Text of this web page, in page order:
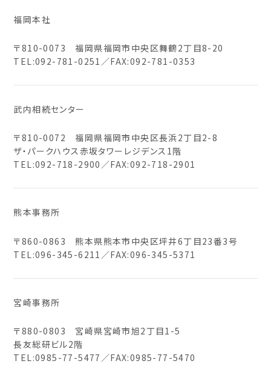
福岡本社
〒810-0073 福岡県福岡市中央区舞鶴2丁目8-20
TEL:092-781-0251 ／FAX:092-781-0353
武内相続センター
〒810-0072 福岡県福岡市中央区長浜2丁目2-8
ザ・パークハウス赤坂タワーレジデンス1階
TEL:092-718-2900 ／FAX:092-718-2901
熊本事務所
〒860-0863 熊本県熊本市中央区坪井6丁目23番3号
TEL:096-345-6211 ／FAX:096-345-5371
宮崎事務所
〒880-0803 宮崎県宮崎市旭2丁目1-5
長友総研ビル2階
TEL:0985-77-5477 ／FAX:0985-77-5470